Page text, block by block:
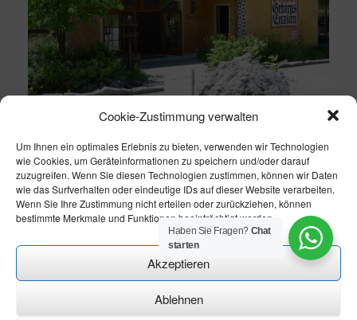
Cookie-Zustimmung verwalten
Um Ihnen ein optimales Erlebnis zu bieten, verwenden wir Technologien
wie Cookies, um Geräteinformationen zu speichern und/oder darauf
zuzugreifen. Wenn Sie diesen Technologien zustimmen, können wir Daten
wie das Surfverhalten oder eindeutige IDs auf dieser Website verarbeiten.
Wenn Sie Ihre Zustimmung nicht erteilen oder zurückziehen, können
bestimmte Merkmale und Funktionen beeinträchtigt werden.
Akzeptieren
Ablehnen
CN-Homepageservice
Haben Sie Fragen? Chat
starten